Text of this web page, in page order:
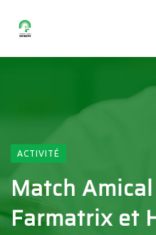
ACTIVITÉ
Match
Farmatrix et